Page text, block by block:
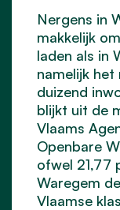
Nergens in
makkelijk
laden als in
namelijk
duizend
blijkt uit de
Vlaams
Openbare
ofwel 21,77
Waregem
Vlaamse